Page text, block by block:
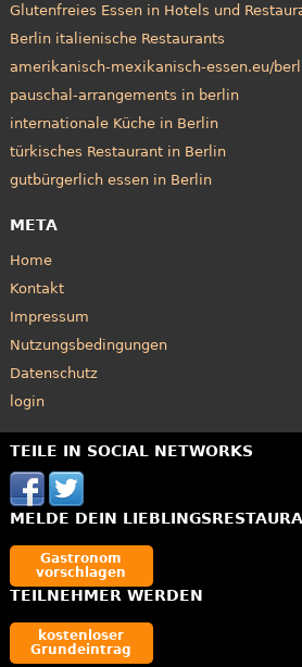
Glutenfreies Essen in Hotels und
Berlin italienische Restaurants
amerikanisch-mexikanisch-essen.eu/
pauschal-arrangements in berlin
internationale Küche in Berlin
türkisches Restaurant in Berlin
gutbürgerlich essen in Berlin
META
Home
Kontakt
Impressum
Nutzungsbedingungen
Datenschutz
login
TEILE IN SOCIAL NETWORKS
MELDE DEIN
Gastronom
vorschlagen
TEILNEHMER WERDEN
kostenloser
Grundeintrag